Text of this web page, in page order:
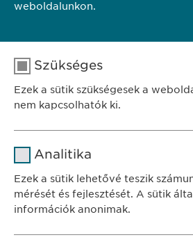
Ewopharma
1122
Városmajor u.
weboldalunkon.
Szükséges
Ezek a sütik szükségesek a
nem kapcsolhatók ki.
Időtartam
A fehasználó
Analitika
Ezek a sütik lehetővé teszik
mérését és fejlesztését. A sütik
információk anonimak.